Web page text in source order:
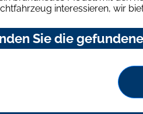
interessieren, wir
Sie die